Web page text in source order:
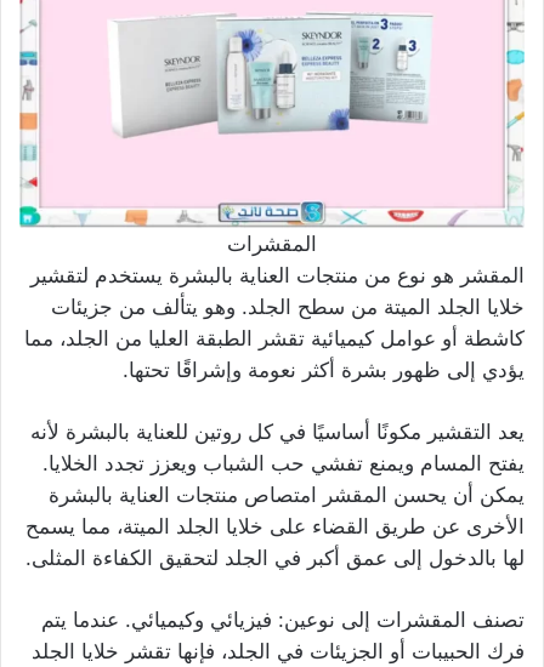
المقشرات
المقشر هو نوع من منتجات العناية بالبشرة يستخدم لتقشير
خلايا الجلد الميتة من سطح الجلد. وهو يتألف من جزيئات
كاشطة أو عوامل كيميائية تقشر الطبقة العليا من الجلد، مما
يؤدي إلى ظهور بشرة أكثر نعومة وإشراقًا تحتها.
يعد التقشير مكونًا أساسيًا في كل روتين للعناية بالبشرة لأنه
يفتح المسام ويمنع تفشي حب الشباب ويعزز تجدد الخلايا.
يمكن أن يحسن المقشر امتصاص منتجات العناية بالبشرة
الأخرى عن طريق القضاء على خلايا الجلد الميتة، مما يسمح
لها بالدخول إلى عمق أكبر في الجلد لتحقيق الكفاءة المثلى.
تصنف المقشرات إلى نوعين: فيزيائي وكيميائي. عندما يتم
فرك الحبيبات أو الجزيئات في الجلد، فإنها تقشر خلايا الجلد